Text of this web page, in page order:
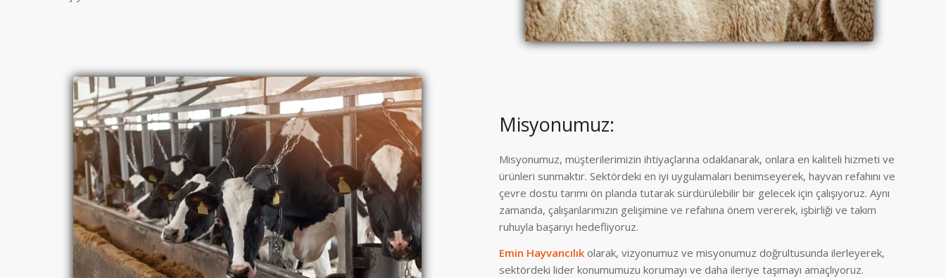
Misyonumuz:
Misyonumuz, müşterilerimizin ihtiyaçlarına odaklanarak, onlara en kaliteli hizmeti ve
ürünleri sunmaktır. Sektördeki en iyi uygulamaları benimseyerek, hayvan refahını ve
çevre dostu tarımı ön planda tutarak sürdürülebilir bir gelecek için çalışıyoruz. Aynı
zamanda, çalışanlarımızın gelişimine ve refahına önem vererek, işbirliği ve takım
ruhuyla başarıyı hedefliyoruz.
Emin Hayvancılık olarak, vizyonumuz ve misyonumuz doğrultusunda ilerleyerek,
sektördeki lider konumumuzu korumayı ve daha ileriye taşımayı amaçlıyoruz.